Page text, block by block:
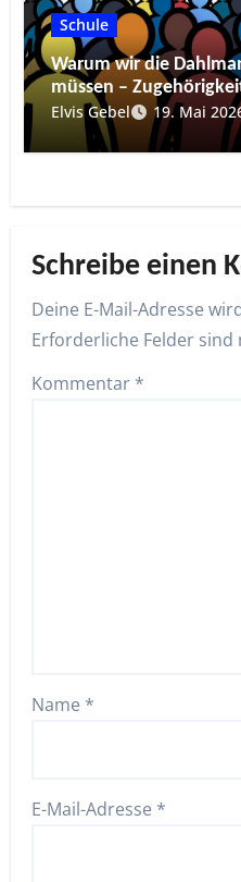
Schule
Warum wir die
müssen –
Elvis Gebel
19. Mai
Schreibe einen
Deine E-Mail-Adresse
Erforderliche Felder sind
Kommentar *
Name *
E-Mail-Adresse *